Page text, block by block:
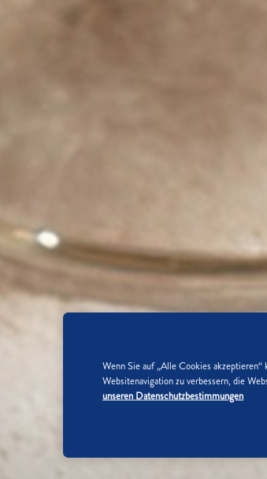
Wenn Sie auf „Alle Cookies
Websitenavigation zu verbessern, die
unseren Datenschutzbestimmungen